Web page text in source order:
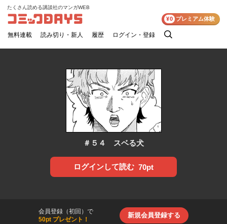
コミックDAYS
たくさん読める講談社のマンガWEB
無料連載 読み切り・新人 履歴 ログイン・登録
検
¥0 プレミアム体験
＃５４ スベる犬
ログインして読む 70pt
会員登録（初回）で
50pt プレゼント！
新規会員登録する